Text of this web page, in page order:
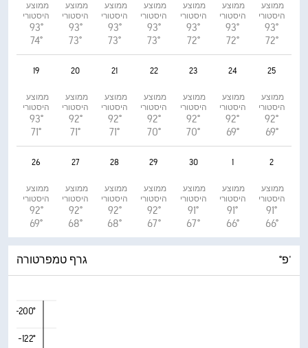
היסטורי
93°
74°
היסטורי
93°
73°
היסטורי
93°
73°
היסטורי
93°
73°
ממוצע
היסטורי
93°
72°
ממוצע
היסטורי
93°
72°
ממוצע
היסטורי
93°
72°
19
היסטורי
93°
71°
20
היסטורי
92°
71°
21
היסטורי
92°
71°
22
היסטורי
92°
70°
23
ממוצע
היסטורי
92°
70°
24
ממוצע
היסטורי
92°
69°
25
ממוצע
היסטורי
92°
69°
26
היסטורי
92°
69°
27
היסטורי
92°
68°
28
היסטורי
92°
68°
29
היסטורי
92°
67°
30
ממוצע
היסטורי
91°
67°
1
ממוצע
היסטורי
91°
66°
2
ממוצע
היסטורי
91°
66°
גרף טמפרטורה °פ'
-200°
-122°